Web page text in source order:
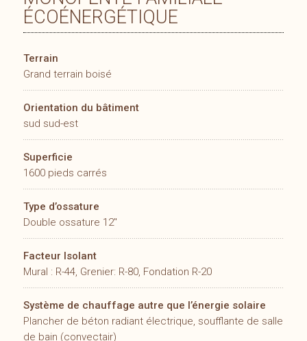
ÉCOÉNERGÉTIQUE
Terrain
Grand terrain boisé
Orientation du bâtiment
sud sud-est
Superficie
1600 pieds carrés
Type d’ossature
Double ossature 12''
Facteur Isolant
Mural : R-44, Grenier: R-80, Fondation R-20
Système de chauffage autre que l’énergie solaire
Plancher de béton radiant électrique, soufflante de salle
de bain (convectair)